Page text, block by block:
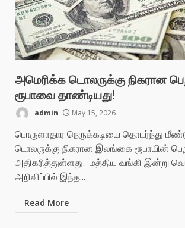
அமெரிக்க டொலருக்கு நிகரான
ரூபாவை தாண்டியது!
admin May 15, 2026
பொருளாதார நெருக்கடியை தொடர்ந்து
டொலருக்கு நிகரான இலங்கை ரூபாயின்
அதிகரித்துள்ளது. மத்திய வங்கி இன்று
அறிவிப்பில் இந்த...
Read More